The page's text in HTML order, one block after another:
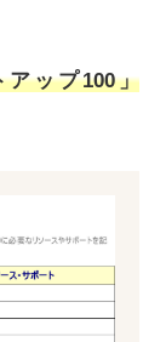
ップ100」